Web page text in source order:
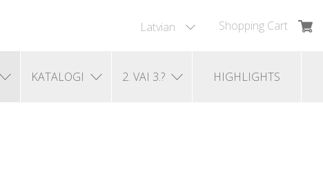
Latvian Shopping Cart
KATALOGI 2. VAI 3.? HIGHLIGHTS